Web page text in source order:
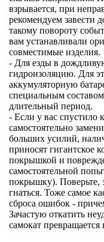
взрывается, при
рекомендуем завести
такому повороту
вам устанавливали
совместимые изделия.
- Для езды в
гидроизоляцию. Для
аккумуляторную
специальным
длительный период.
- Если у вас спустило
самостоятельно
больших усилий,
приносят гигантское
покрышкой и
самостоятельной
покрышку). Поверьте,
гнаться. Тоже самое
сброса ошибок -
Зачастую откатить
самокат превращается